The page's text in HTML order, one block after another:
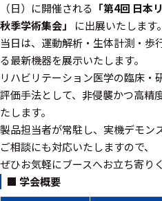
ワイヤレス・無
線対応
MRI対応
システム・周辺
構成
装置本体
デバイス
（日）に開催される 「第4回 日本
秋季学術集会」
に出展いたします。
当日は、運動解析・生体計測・歩
る最新機器を展示いたします。
リハビリテーション医学の臨床・
評価手法として、非侵襲かつ高精
たします。
製品担当者が常駐し、実機デモン
ご相談にも対応いたしますので、
ぜひお気軽にブースへお立ち寄り
■ 学会概要